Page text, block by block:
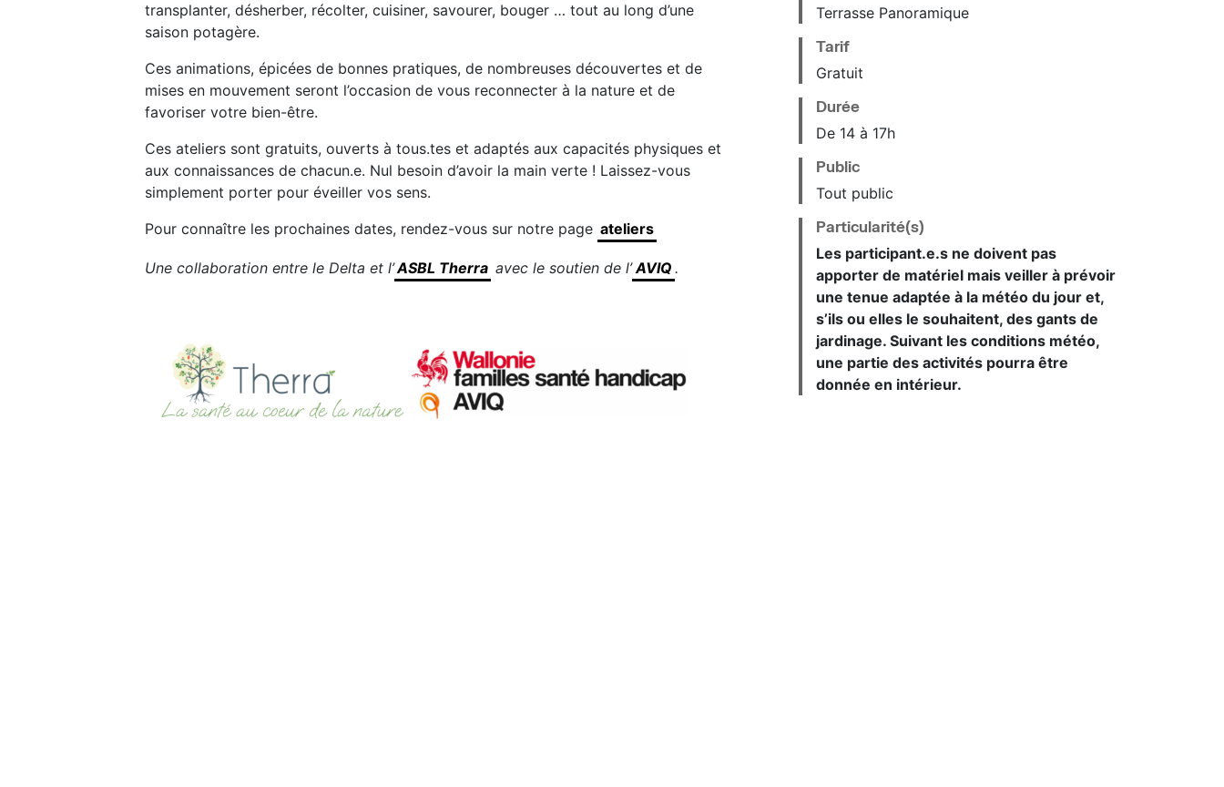
transplanter, désherber, récolter, cuisiner, savourer, bouger … tout au long d’une
saison potagère.
Ces animations, épicées de bonnes pratiques, de nombreuses découvertes et de
mises en mouvement seront l’occasion de vous reconnecter à la nature et de
favoriser votre bien-être.
Ces ateliers sont gratuits, ouverts à tous.tes et adaptés aux capacités physiques et
aux connaissances de chacun.e. Nul besoin d’avoir la main verte ! Laissez-vous
simplement porter pour éveiller vos sens.
Pour connaître les prochaines dates, rendez-vous sur notre page ateliers
Une collaboration entre le Delta et l’ASBL Therra avec le soutien de l’AVIQ .
Terrasse Panoramique
Tarif
Gratuit
Durée
De 14 à 17h
Public
Tout public
Particularité(s)
Les participant.e.s ne doivent pas
apporter de matériel mais veiller à prévoir
une tenue adaptée à la météo du jour et,
s’ils ou elles le souhaitent, des gants de
jardinage. Suivant les conditions météo,
une partie des activités pourra être
donnée en intérieur.